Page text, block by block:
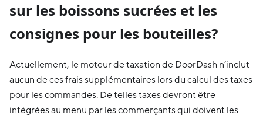
sur les boissons sucrées et les
consignes pour les bouteilles?
Actuellement, le moteur de taxation de DoorDash n’inclut
aucun de ces frais supplémentaires lors du calcul des taxes
pour les commandes. De telles taxes devront être
intégrées au menu par les commerçants qui doivent les